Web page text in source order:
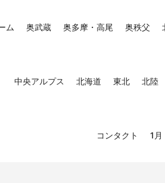
ム 奥武蔵 奥多摩・高尾 奥秩父
中央アルプス 北海道 東北 北陸
コンタクト 1月